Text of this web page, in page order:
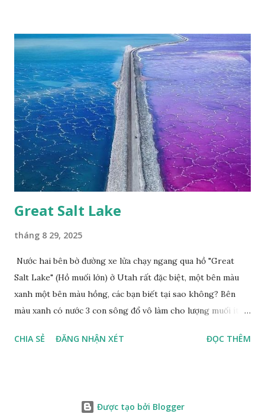
Happy Việt Nam 2024 Vietnam.vn
Great Salt Lake
tháng 8 29, 2025
Nước hai bên bờ đường xe lửa chạy ngang qua hồ "Great
Salt Lake" (Hồ muối lớn) ở Utah rất đặc biệt, một bên màu
xanh một bên màu hồng, các bạn biết tại sao không? Bên
màu xanh có nước 3 con sông đổ vô làm cho lượng muối ít,
biển, nhiều sinh vật thích muối sống ở đây, tạo nên màu
CHIA SẺ ĐĂNG NHẬN XÉT ĐỌC THÊM
Được tạo bởi Blogger